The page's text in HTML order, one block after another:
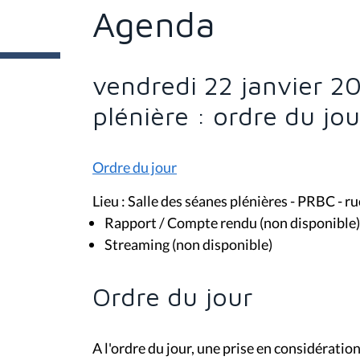
e
s
Agenda
vendredi 22 janvier
plénière : ordre du
Ordre du jour
Lieu : Salle des séanes plénières - PRBC -
Rapport / Compte rendu (non disponible)
Streaming (non disponible)
Ordre du jour
A l'ordre du jour, une prise en